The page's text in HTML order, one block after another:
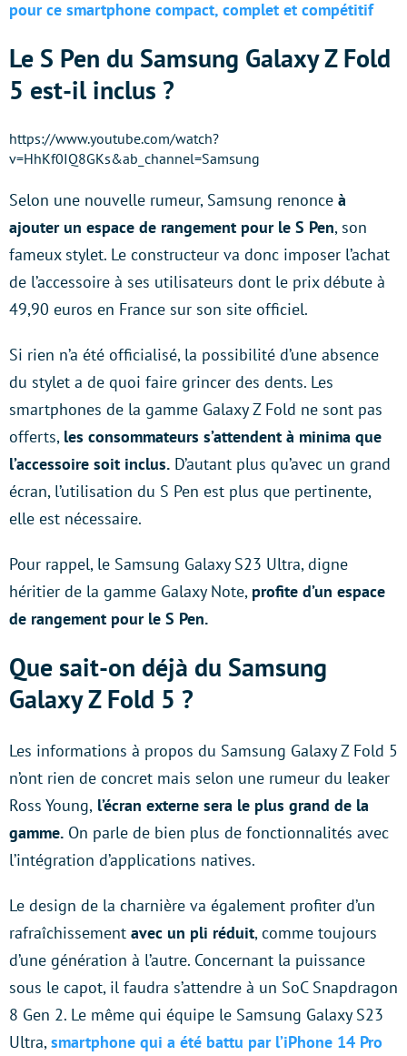
pour ce smartphone compact, complet et compétitif
Le S Pen du Samsung Galaxy Z Fold
5 est-il inclus ?
https://www.youtube.com/watch?
v=HhKf0IQ8GKs&ab_channel=Samsung
Selon une nouvelle rumeur, Samsung renonce à
ajouter un espace de rangement pour le S Pen, son
fameux stylet. Le constructeur va donc imposer l’achat
de l’accessoire à ses utilisateurs dont le prix débute à
49,90 euros en France sur son site officiel.
Si rien n’a été officialisé, la possibilité d’une absence
du stylet a de quoi faire grincer des dents. Les
smartphones de la gamme Galaxy Z Fold ne sont pas
offerts, les consommateurs s’attendent à minima que
l’accessoire soit inclus. D’autant plus qu’avec un grand
écran, l’utilisation du S Pen est plus que pertinente,
elle est nécessaire.
Pour rappel, le Samsung Galaxy S23 Ultra, digne
héritier de la gamme Galaxy Note, profite d’un espace
de rangement pour le S Pen.
Que sait-on déjà du Samsung
Galaxy Z Fold 5 ?
Les informations à propos du Samsung Galaxy Z Fold 5
n’ont rien de concret mais selon une rumeur du leaker
Ross Young, l’écran externe sera le plus grand de la
gamme. On parle de bien plus de fonctionnalités avec
l’intégration d’applications natives.
Le design de la charnière va également profiter d’un
rafraîchissement avec un pli réduit, comme toujours
d’une génération à l’autre. Concernant la puissance
sous le capot, il faudra s’attendre à un SoC Snapdragon
8 Gen 2. Le même qui équipe le Samsung Galaxy S23
Ultra,smartphone qui a été battu par l’iPhone 14 Pro